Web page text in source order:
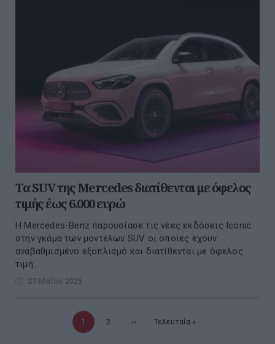
Τα SUV της Mercedes διατίθενται με όφελος
τιμής έως 6.000 ευρώ
Η Mercedes-Benz παρουσίασε τις νέες εκδόσεις Iconic
στην γκάμα των μοντέλων SUV οι οποίες έχουν
αναβαθμισμένο εξοπλισμό και διατίθενται με όφελος
τιμή...
27 Μαΐου 2025
Τρέχουσα
1 Σελίδα
2 Επόμενη
›› Τελευταία
Τελευταία »